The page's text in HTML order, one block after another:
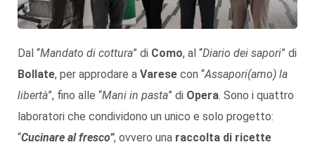
Dal “Mandato di cottura” di Como, al “Diario dei sapori” di
Bollate, per approdare a Varese con “Assapori(amo) la
libertà”, fino alle “Mani in pasta” di Opera. Sono i quattro
laboratori che condividono un unico e solo progetto:
“Cucinare al fresco”, ovvero una raccolta di ricette